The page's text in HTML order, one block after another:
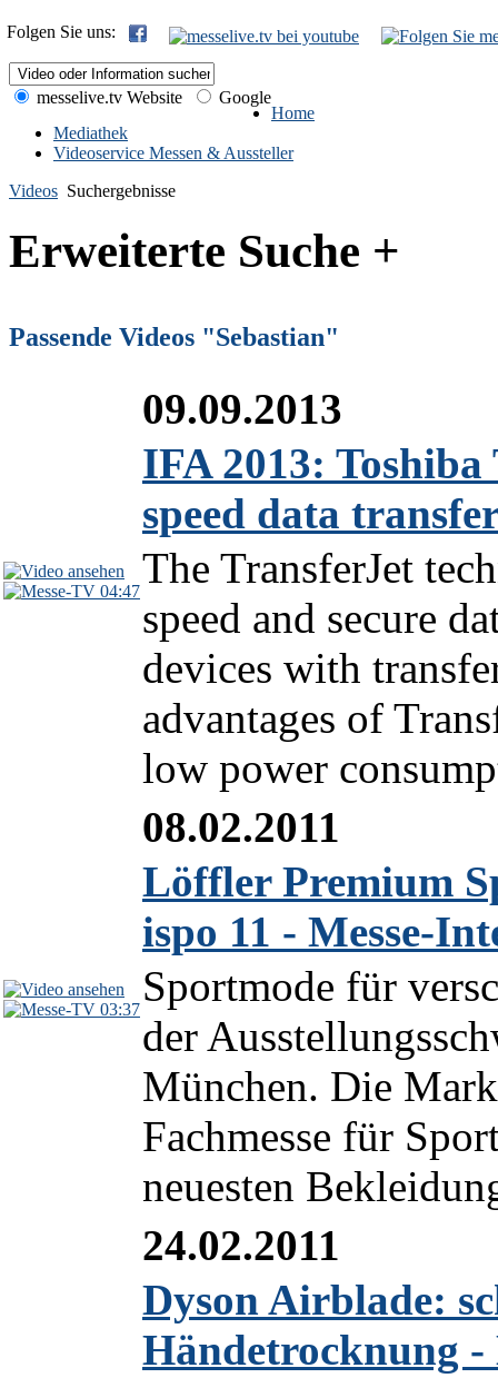
Folgen Sie uns:
messelive.tv Website
Google
Home
Mediathek
Videoservice Messen & Aussteller
Videos Suchergebnisse
Erweiterte Suche +
Passende Videos "Sebastian"
04:47
09.09.2013
IFA 2013:
speed data
The TransferJet
speed and secure
devices with
advantages of
low power
03:37
08.02.2011
Löffler Premium
ispo 11 - Messe-
Sportmode für
der
München. Die
Fachmesse für
neuesten
24.02.2011
Dyson Airblade:
Händetrocknung -